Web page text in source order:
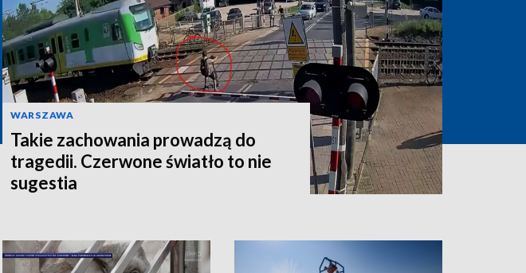
WARSZAWA
Takie zachowania prowadzą do
tragedii. Czerwone światło to nie
sugestia